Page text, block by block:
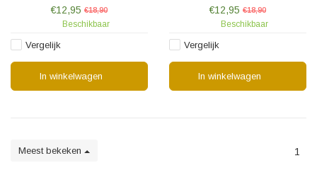
dromen op - een perfecte
achtergrond voor die kostbare
MOMENTEN.
€12,95 €18,90
Beschikbaar
Vergelijk
In winkelwagen
van peer en pruim creëren de
perfecte illusie van een pas
schoongemaakt huis.
€12,95 €18,90
Beschikbaar
Vergelijk
In winkelwagen
Meest bekeken 1